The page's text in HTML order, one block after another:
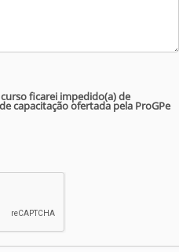
ficarei impedido(a) de
capacitação ofertada pela ProGPe